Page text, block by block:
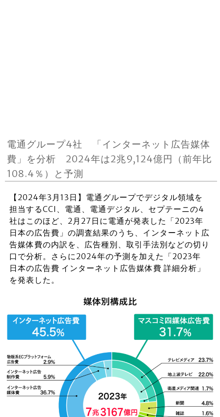
電通グループ4社 「インターネット広告媒体
費」を分析 2024年は2兆9,124億円（前年比
108.4％）と予測
【2024年3月13日】電通グループでデジタル領域を
担当するCCI、電通、電通デジタル、セプテーニの4
社はこのほど、2月27日に電通が発表した「2023年
日本の広告費」の調査結果のうち、インターネット広
告媒体費の内訳を、広告種別、取引手法別などの切り
口で分析。さらに2024年の予測を加えた「2023年
日本の広告費 インターネット広告媒体費 詳細分析」
を発表した。